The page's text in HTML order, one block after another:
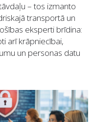
– tos izmanto
transportā un
eksperti brīdina:
arī krāpniecībai,
un personas datu